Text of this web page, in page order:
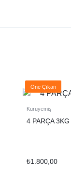
Öne Çıkan
Kuruyemiş
4 PARÇA
₺1.800,00